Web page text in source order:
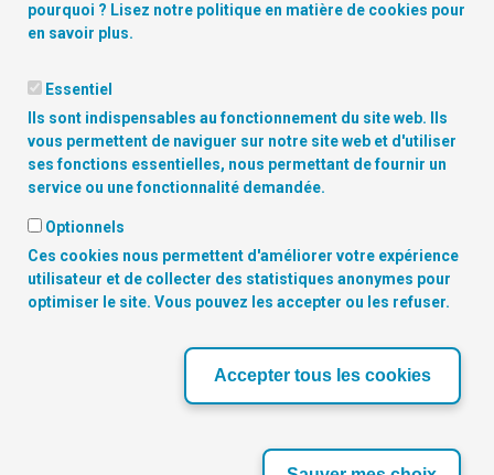
Copyright © 2026 Digitalcity.brussels | Trouvez-nous sur les
réseaux sociaux:
NOS PARTENAIRES
pourquoi ? Lisez notre politique en matière de cookies pour
en savoir plus.
Essentiel
Ils sont indispensables au fonctionnement du site web. Ils
vous permettent de naviguer sur notre site web et d'utiliser
ses fonctions essentielles, nous permettant de fournir un
service ou une fonctionnalité demandée.
Optionnels
Ces cookies nous permettent d'améliorer votre expérience
utilisateur et de collecter des statistiques anonymes pour
optimiser le site. Vous pouvez les accepter ou les refuser.
Accepter tous les cookies